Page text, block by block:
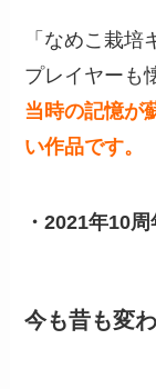
「なめこ栽
プレイヤーも
当時の記憶が
い作品です。
・2021年10
今も昔も変